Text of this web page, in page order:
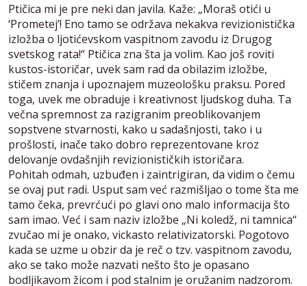
Ptičica mi je pre neki dan javila. Kaže: „Moraš otići u
‘Prometej’! Eno tamo se održava nekakva revizionistička
izložba o ljotićevskom vaspitnom zavodu iz Drugog
svetskog rata!“ Ptičica zna šta ja volim. Kao još roviti
kustos-istoričar, uvek sam rad da obilazim izložbe,
stičem znanja i upoznajem muzeološku praksu. Pored
toga, uvek me obraduje i kreativnost ljudskog duha. Ta
večna spremnost za razigranim preoblikovanjem
sopstvene stvarnosti, kako u sadašnjosti, tako i u
prošlosti, inače tako dobro reprezentovane kroz
delovanje ovdašnjih revizionističkih istoričara.
Pohitah odmah, uzbuđen i zaintrigiran, da vidim o čemu
se ovaj put radi. Usput sam već razmišljao o tome šta me
tamo čeka, prevrćući po glavi ono malo informacija što
sam imao. Već i sam naziv izložbe „Ni koledž, ni tamnica“
zvučao mi je onako, vickasto relativizatorski. Pogotovo
kada se uzme u obzir da je reč o tzv. vaspitnom zavodu,
ako se tako može nazvati nešto što je opasano
bodljikavom žicom i pod stalnim je oružanim nadzorom.